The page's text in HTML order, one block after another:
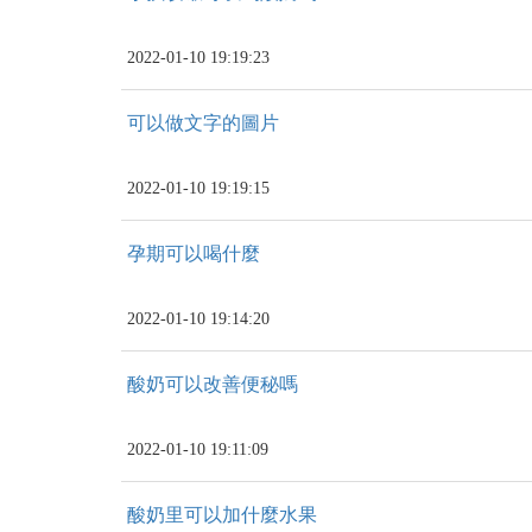
2022-01-10 19:19:23
可以做文字的圖片
2022-01-10 19:19:15
孕期可以喝什麼
2022-01-10 19:14:20
酸奶可以改善便秘嗎
2022-01-10 19:11:09
酸奶里可以加什麼水果